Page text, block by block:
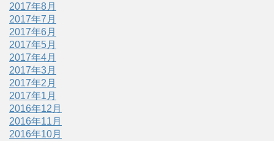
2017年8月
2017年7月
2017年6月
2017年5月
2017年4月
2017年3月
2017年2月
2017年1月
2016年12月
2016年11月
2016年10月